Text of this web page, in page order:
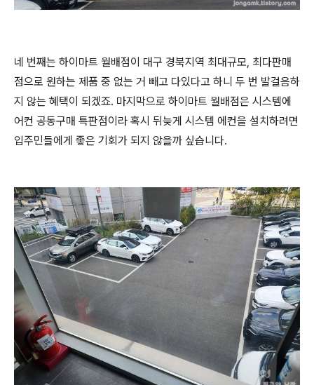
네 번째는 하이마트 월배점이 대구 경북지역 최대규모, 최다판매
점으로 원하는 제품 중 없는 거 빼고 다있다고 하니 두 번 발걸음하
지 않는 혜택이 되겠죠. 마지막으로 하이마트 월배점은 시스템에
어컨 공동구매 특판점이라 혹시 뒤늦게 시스템 에컨을 설치하려면
입주민들에게 좋은 기회가 되지 않을까 싶습니다.